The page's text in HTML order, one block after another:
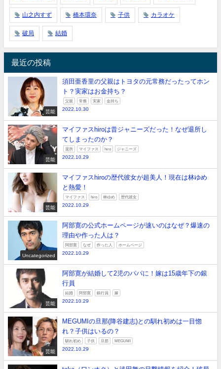
山之内すず 橋本環奈 子供 カラオケ
破局 結婚
最近の投稿
芸能
須田亜香里の父親はトヨタの元常務だったってホン
ト？実家はお金持ち？
父親 常務 実家 金持ち
2022.10.30
芸能
マイファスhiroは昔ジャニーズだった！なぜ退所し
てしまったのか？
退所 マイファス hiro ジャニーズ
2022.10.29
芸能
マイファスhiroの歴代彼女が超美人！現在は林ゆめ
と熱愛！
マイファス hiro 林ゆめ 歴代彼女
2022.10.29
Uncategorized
阿部寛の公式ホームページが速いのはなぜ？爆速の
理由や作った人は？
阿部寛 なぜ 作った人 ホームページ
2022.10.29
芸能
阿部寛が結婚して2児のパパに！嫁は15歳年下の銀
行員
結婚 阿部寛 銀行員 嫁
2022.10.29
芸能
MEGUMIの旦那(降谷建志)との馴れ初めは一目惚
れ？子供はいるの？
馴れ初め 子供 旦那 MEGUMI
2022.10.29